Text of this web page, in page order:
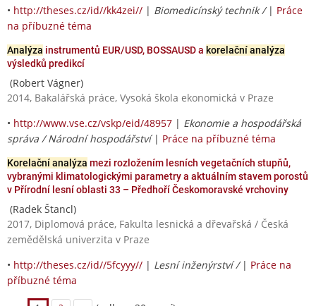
• http://theses.cz/id//kk4zei// | Biomedicínský technik / | Práce
na příbuzné téma
Analýza instrumentů EUR/USD, BOSSAUSD a korelační analýza
výsledků predikcí
(Robert Vágner)
2014, Bakalářská práce, Vysoká škola ekonomická v Praze
• http://www.vse.cz/vskp/eid/48957 | Ekonomie a hospodářská
správa / Národní hospodářství| Práce na příbuzné téma
Korelační analýza mezi rozložením lesních vegetačních stupňů,
vybranými klimatologickými parametry a aktuálním stavem porostů
v Přírodní lesní oblasti 33 – Předhoří Českomoravské vrchoviny
(Radek Štancl)
2017, Diplomová práce, Fakulta lesnická a dřevařská / Česká
zemědělská univerzita v Praze
• http://theses.cz/id//5fcyyy// | Lesní inženýrství / | Práce na
příbuzné téma